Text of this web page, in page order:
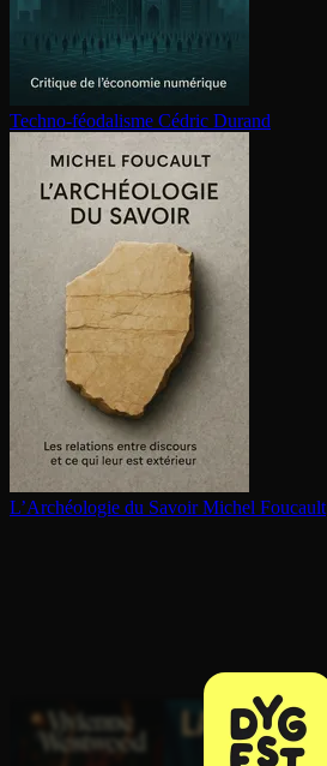
Techno-féodalisme Cédric Durand
L’Archéologie du Savoir Michel Foucault